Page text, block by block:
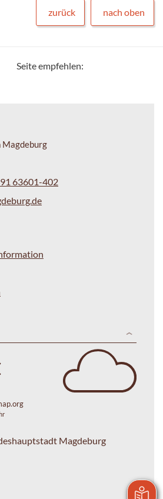
zurück nach oben
Seite empfehlen:
63601-402
Magdeburg